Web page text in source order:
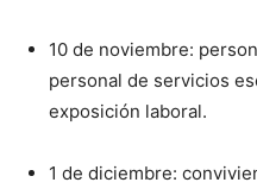
10 de noviembre:
personal de servicios
exposición laboral.
1 de diciembre: